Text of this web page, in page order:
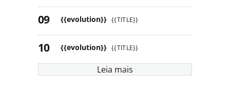
{{evolution}} {{TITLE}}
{{evolution}} {{TITLE}}
Leia mais